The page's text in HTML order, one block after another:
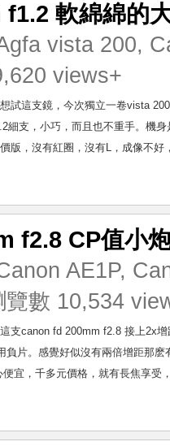
軟綿綿的
vista 200,
views+
試這支鏡，今次獨立一卷vista
細支，小巧，而且也不重手。機
版，沒有紅圈，沒有L，成像不
f2.8 CP值小
AE1P,
覽數 10,534
支canon fd 200mm f2.8 接上2x
負片。感覺好似沒有兩倍增距那
便宜，千多元價格，就有長焦享